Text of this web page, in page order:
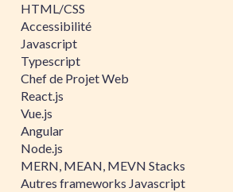
HTML/CSS
Accessibilité
Javascript
Typescript
Chef de Projet Web
React.js
Vue.js
Angular
Node.js
MERN, MEAN, MEVN Stacks
Autres frameworks Javascript